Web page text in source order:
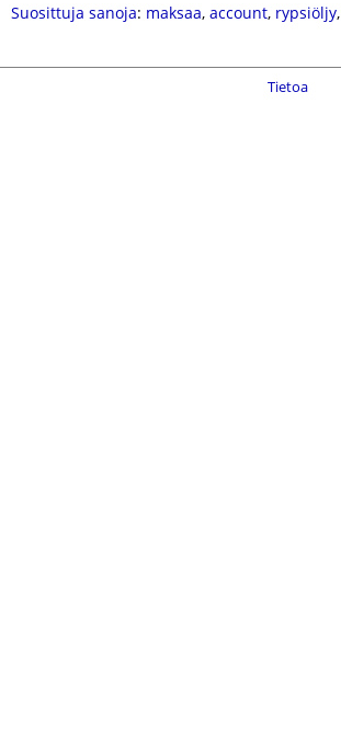
Suosittuja sanoja: maksaa, account, rypsiöljy,
Tietoa